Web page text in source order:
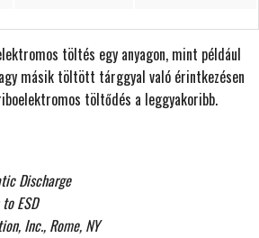
töltés egy anyagon, mint például
másik töltött tárggyal való érintkezésen
töltődés a leggyakoribb.
Discharge
ESD
Inc., Rome, NY